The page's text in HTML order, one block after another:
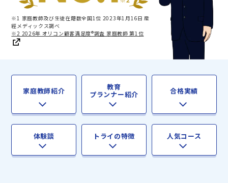
※1 家庭教師及び生徒在籍数全国1位 2023年1月16日 産
經メディックス調べ
※2 2026年 オリコン顧客満足度®調査 家庭教師 第1位
家庭教師紹介 教育
プランナー紹介 合格実績
体験談 トライの特徴 人気コース